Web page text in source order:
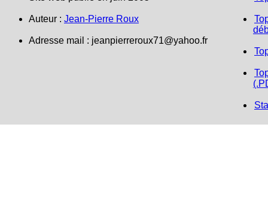
Auteur : Jean-Pierre Roux
Adresse mail : jeanpierreroux71@yahoo.fr